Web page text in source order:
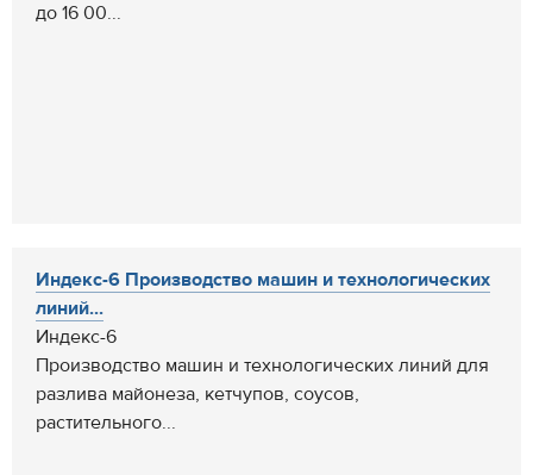
до 16 00...
Индекс-6 Производство машин и технологических
линий...
Индекс-6
Производство машин и технологических линий для
разлива майонеза, кетчупов, соусов,
растительного...